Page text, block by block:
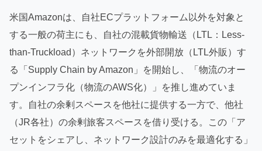
米国Amazonは、自社ECプラットフォーム以外を対象と
する一般の荷主にも、自社の混載貨物輸送（LTL：Less-
than-Truckload）ネットワークを外部開放（LTL外販）す
る「Supply Chain by Amazon」を開始し、「物流のオー
プンインフラ化（物流のAWS化）」を推し進めていま
す。自社の余剰スペースを他社に提供する一方で、他社
（JR各社）の余剰旅客スペースを借り受ける。この「ア
セットをシェアし、ネットワーク設計のみを最適化する」